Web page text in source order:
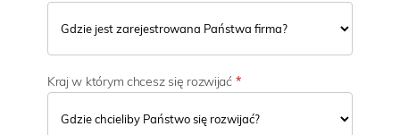
Kraj w którym chcesz się rozwijać *